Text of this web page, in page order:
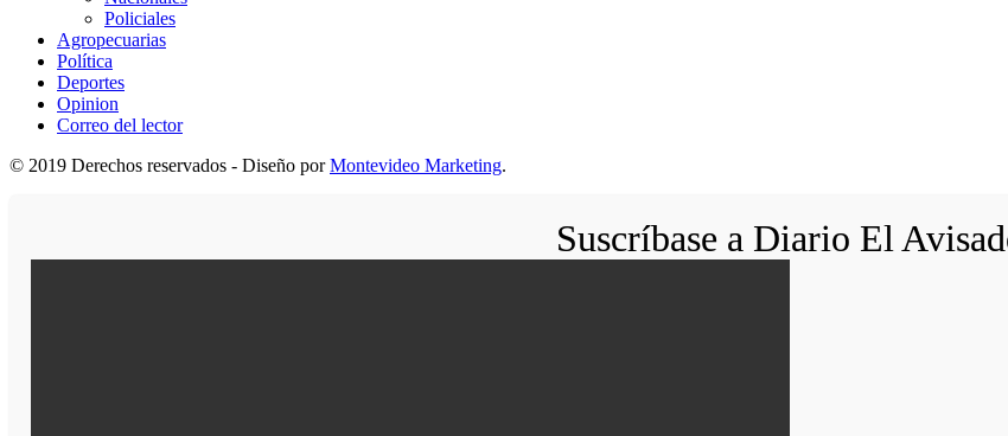
Policiales
Agropecuarias
Política
Deportes
Opinion
Correo del lector
© 2019 Derechos reservados - Diseño porMontevideo Marketing.
Suscríbase a Diario El